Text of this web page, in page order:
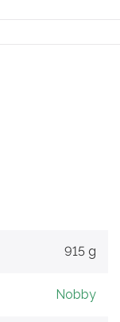
915 g
Nobby